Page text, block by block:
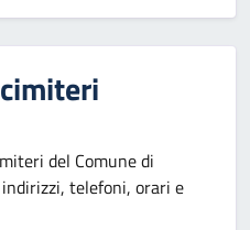
del Comune di
telefoni, orari e